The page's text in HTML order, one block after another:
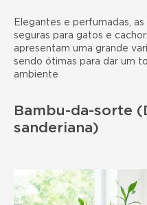
Elegantes e perfumadas,
seguras para gatos e
apresentam uma grande
sendo ótimas para dar um
ambiente
Bambu-da-sorte
sanderiana)